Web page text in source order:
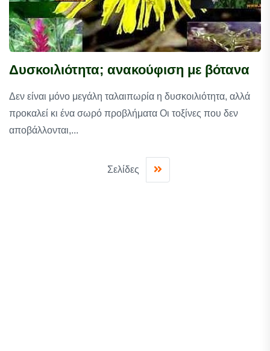
Δυσκοιλιότητα; ανακούφιση με βότανα
Δεν είναι μόνο μεγάλη ταλαιπωρία η δυσκοιλιότητα, αλλά
προκαλεί κι ένα σωρό προβλήματα Οι τοξίνες που δεν
αποβάλλονται,...
Σελίδες